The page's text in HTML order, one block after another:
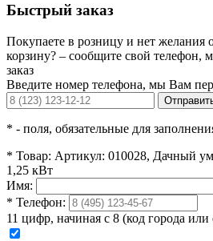
Быстрый заказ
Покупаете в розницу и нет желания
корзину? – сообщите свой телефон,
заказ
Введите номер телефона, мы Вам
* - поля, обязательные для
* Товар: Артикул: 010028, Дачный
1,25 кВт
Имя:
* Телефон:
11 цифр, начиная с 8 (код города или